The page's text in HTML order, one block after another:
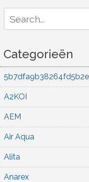
for:
Categorieën
A2KOI
AEM
Air Aqua
Alita
Anarex